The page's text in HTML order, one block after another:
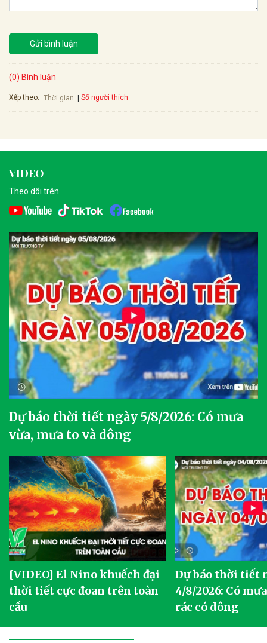
Gửi bình luận
(0) Bình luận
Xếp theo: Thời gian Số người thích
VIDEO
Theo dõi trên
Dự báo thời tiết ngày 5/8/2026: Có mưa
vừa, mưa to và dông
[VIDEO] El Nino khuếch đại
thời tiết cực đoan trên toàn
cầu
Dự báo thời tiết
4/8/2026: Có
rác có dông